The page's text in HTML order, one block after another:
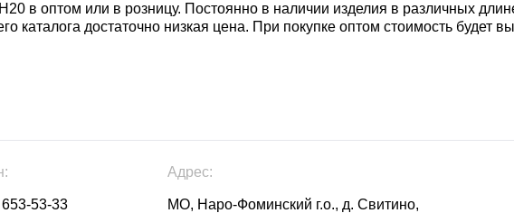
в оптом или в розницу. Постоянно в наличии изделия в различных
каталога достаточно низкая цена. При покупке оптом стоимость будет
53-33
Адрес:
МО, Наро-Фоминский г.о., д. Свитино,